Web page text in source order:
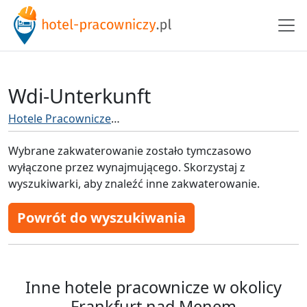
Wdi-Unterkunft
Hotele Pracownicze
Wybrane zakwaterowanie zostało tymczasowo
wyłączone przez wynajmującego. Skorzystaj z
wyszukiwarki, aby znaleźć inne zakwaterowanie.
Powrót do wyszukiwania
Inne hotele pracownicze w okolicy